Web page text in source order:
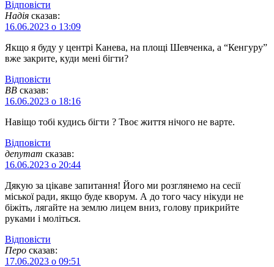
Відповіcти
Надія сказав:
16.06.2023 о 13:09
Якщо я буду у центрі Канева, на площі Шевченка, а “Кенгуру”
вже закрите, куди мені бігти?
Відповіcти
ВВ сказав:
16.06.2023 о 18:16
Навіщо тобі кудись бігти ? Твоє життя нічого не варте.
Відповіcти
депутат сказав:
16.06.2023 о 20:44
Дякую за цікаве запитання! Його ми розглянемо на сесії
міської ради, якщо буде кворум. А до того часу нікуди не
біжіть, лягайте на землю лицем вниз, голову прикрийте
руками і моліться.
Відповіcти
Перо сказав:
17.06.2023 о 09:51